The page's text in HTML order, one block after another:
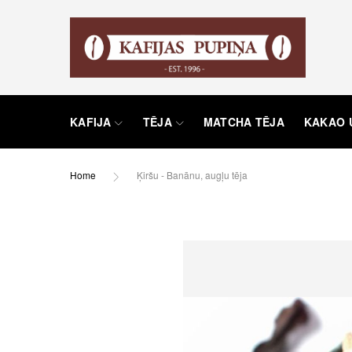
KAFIJA TĒJA MATCHA TĒJA KAKAO
Home Ķiršu - Banānu, augļu tēja